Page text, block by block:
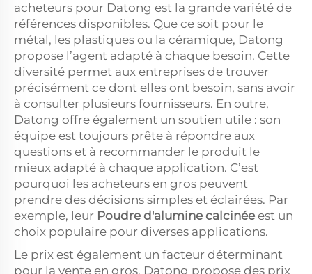
acheteurs pour Datong est la grande variété de
références disponibles. Que ce soit pour le
métal, les plastiques ou la céramique, Datong
propose l’agent adapté à chaque besoin. Cette
diversité permet aux entreprises de trouver
précisément ce dont elles ont besoin, sans avoir
à consulter plusieurs fournisseurs. En outre,
Datong offre également un soutien utile : son
équipe est toujours prête à répondre aux
questions et à recommander le produit le
mieux adapté à chaque application. C’est
pourquoi les acheteurs en gros peuvent
prendre des décisions simples et éclairées. Par
exemple, leur Poudre d'alumine calcinée est un
choix populaire pour diverses applications.
Le prix est également un facteur déterminant
pour la vente en gros. Datong propose des prix